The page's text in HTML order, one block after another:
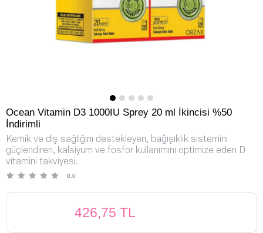
Ocean Vitamin D3 1000IU Sprey 20 ml İkincisi %50
İndirimli
Kemik ve diş sağlığını destekleyen, bağışıklık sistemini
güçlendiren, kalsiyum ve fosfor kullanımını optimize eden D
vitamini takviyesi.
0.0
426,75 TL